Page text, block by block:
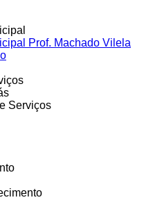
Prof. Machado Vilela
Serviços